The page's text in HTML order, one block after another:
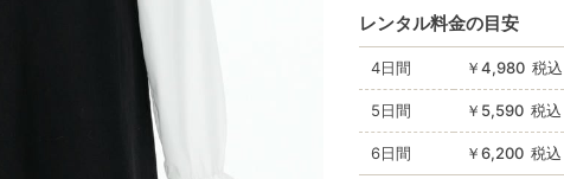
レンタル料金の目安
4日間 ￥4,980 税
5日間 ￥5,590 税込
6日間 ￥6,200 税